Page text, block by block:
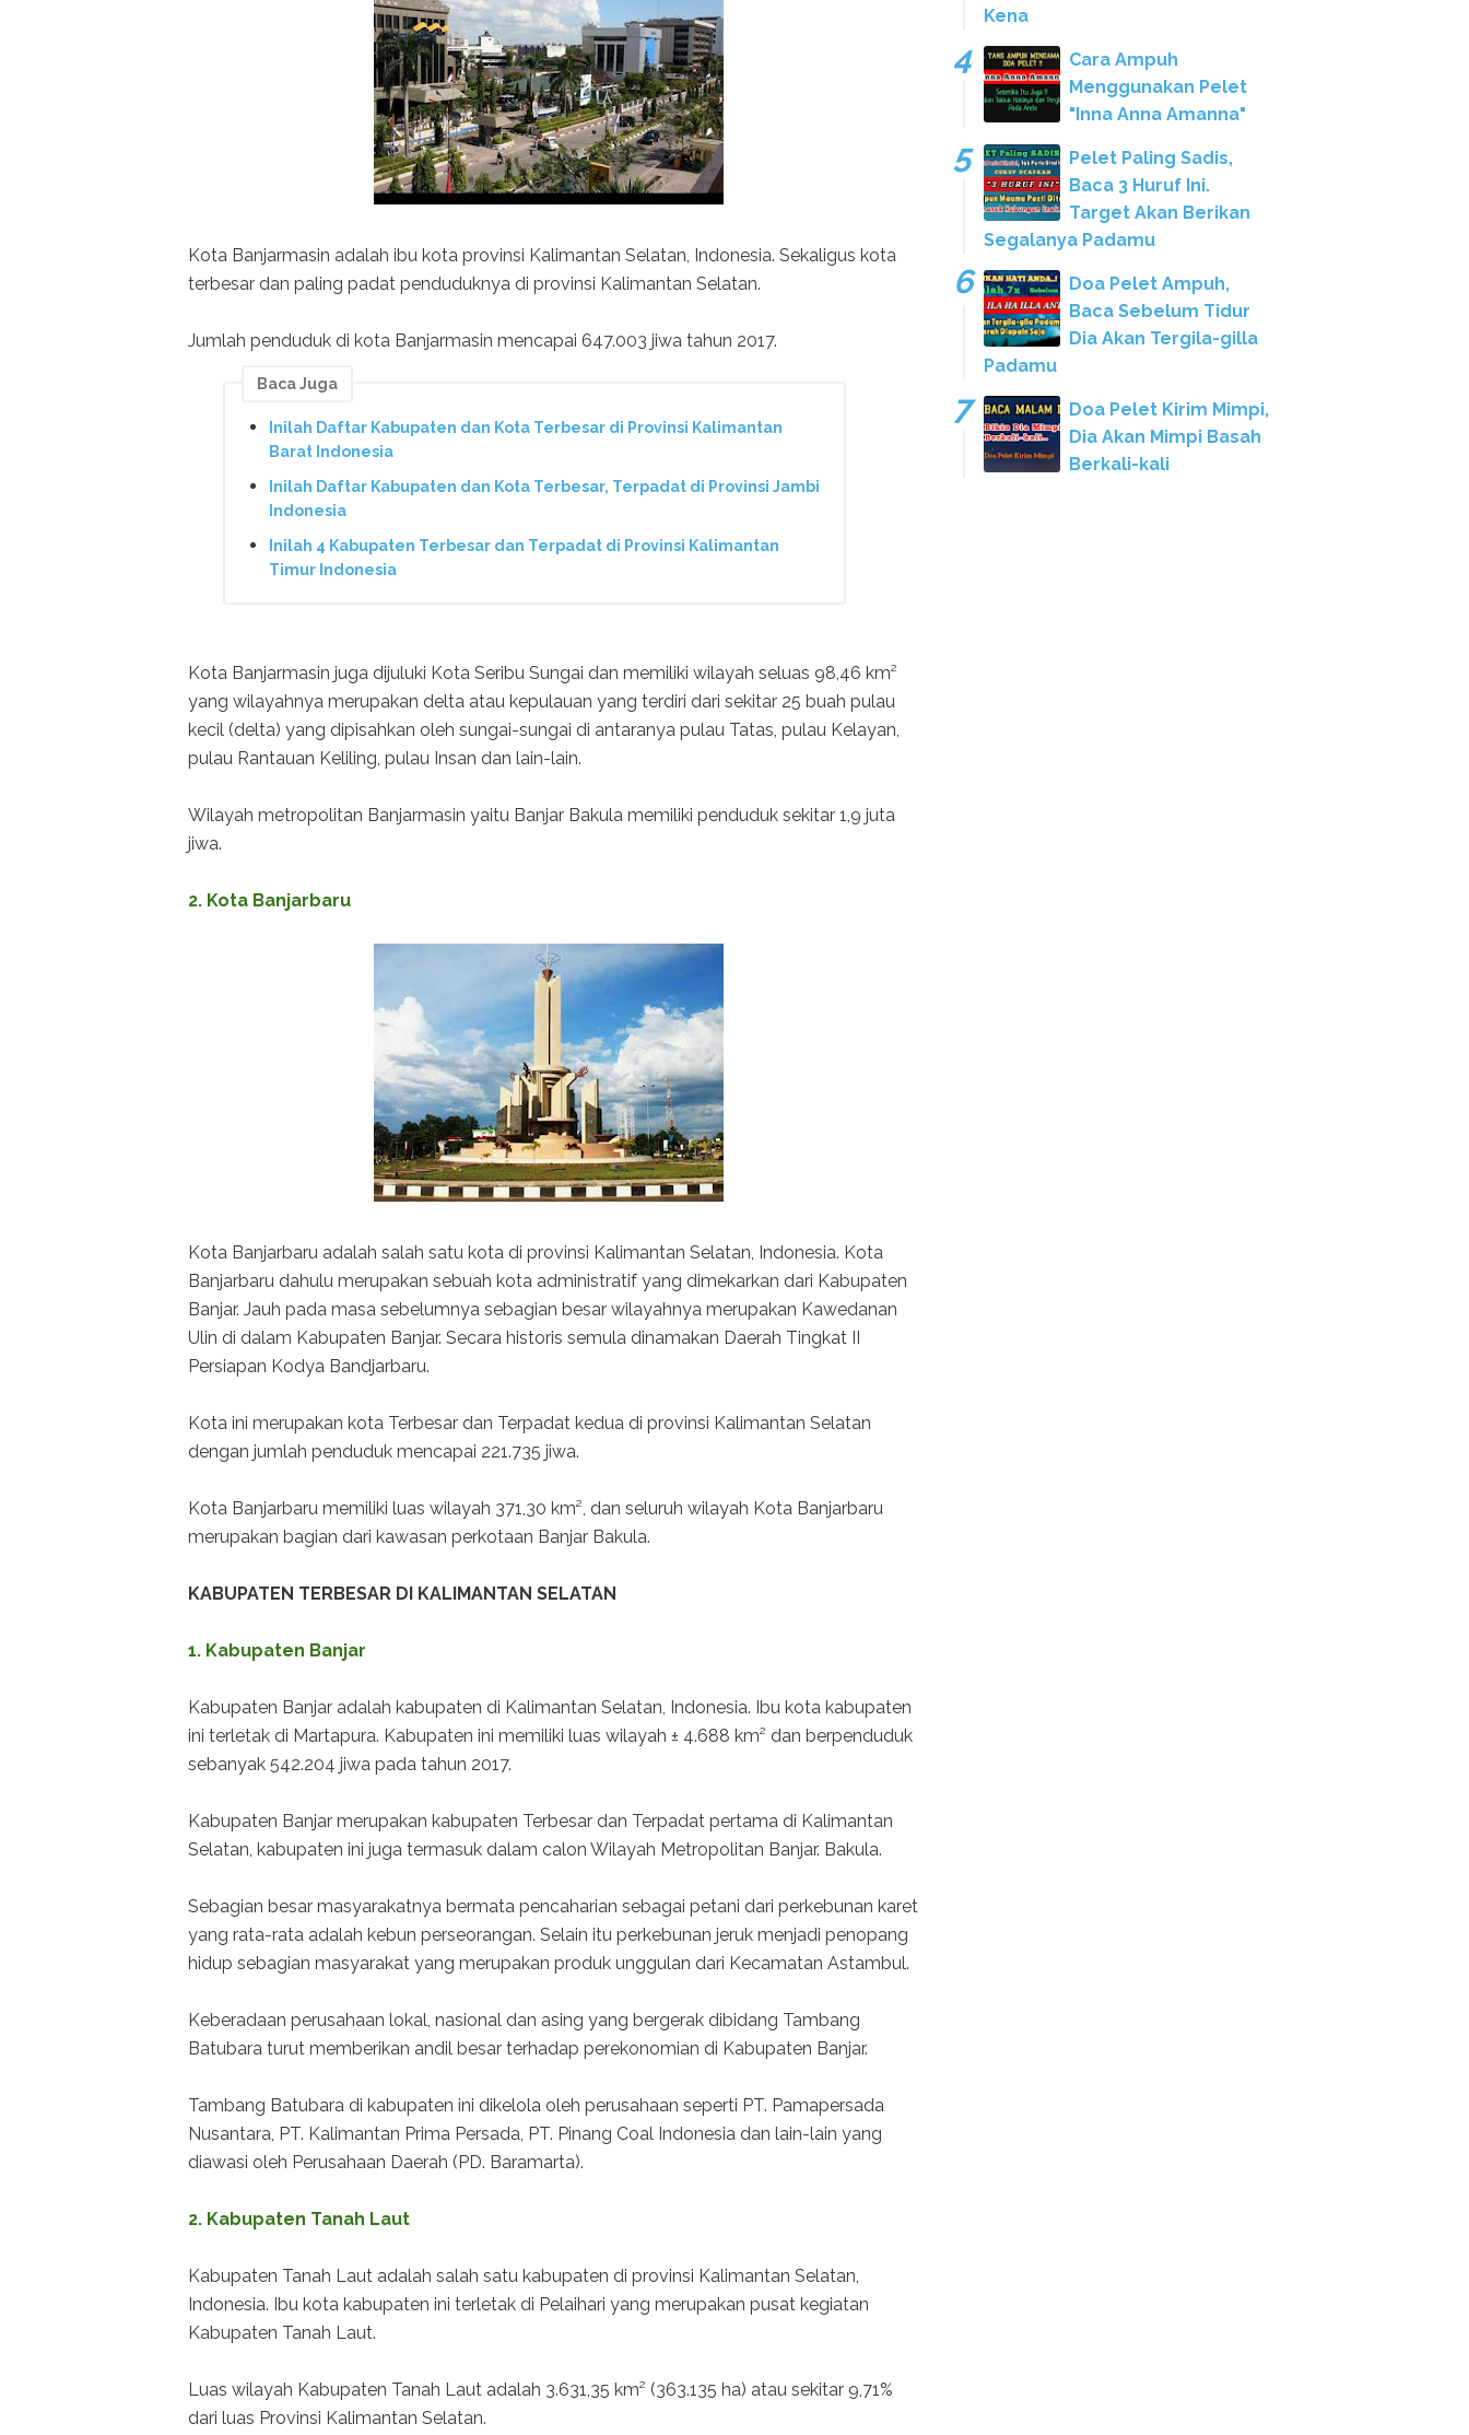
Kota Banjarmasin adalah ibu kota provinsi Kalimantan Selatan, Indonesia. Sekaligus kota
terbesar dan paling padat penduduknya di provinsi Kalimantan Selatan.
Jumlah penduduk di kota Banjarmasin mencapai 647.003 jiwa tahun 2017.
Baca Juga
Inilah Daftar Kabupaten dan Kota Terbesar di Provinsi Kalimantan
Barat Indonesia
Inilah Daftar Kabupaten dan Kota Terbesar, Terpadat di Provinsi Jambi
Indonesia
Inilah 4 Kabupaten Terbesar dan Terpadat di Provinsi Kalimantan
Timur Indonesia
Kota Banjarmasin juga dijuluki Kota Seribu Sungai dan memiliki wilayah seluas 98,46 km²
yang wilayahnya merupakan delta atau kepulauan yang terdiri dari sekitar 25 buah pulau
kecil (delta) yang dipisahkan oleh sungai-sungai di antaranya pulau Tatas, pulau Kelayan,
pulau Rantauan Keliling, pulau Insan dan lain-lain.
Wilayah metropolitan Banjarmasin yaitu Banjar Bakula memiliki penduduk sekitar 1,9 juta
jiwa.
2. Kota Banjarbaru
Kota Banjarbaru adalah salah satu kota di provinsi Kalimantan Selatan, Indonesia. Kota
Banjarbaru dahulu merupakan sebuah kota administratif yang dimekarkan dari Kabupaten
Banjar. Jauh pada masa sebelumnya sebagian besar wilayahnya merupakan Kawedanan
Ulin di dalam Kabupaten Banjar. Secara historis semula dinamakan Daerah Tingkat II
Persiapan Kodya Bandjarbaru.
Kota ini merupakan kota Terbesar dan Terpadat kedua di provinsi Kalimantan Selatan
dengan jumlah penduduk mencapai 221.735 jiwa.
Kota Banjarbaru memiliki luas wilayah 371,30 km², dan seluruh wilayah Kota Banjarbaru
merupakan bagian dari kawasan perkotaan Banjar Bakula.
KABUPATEN TERBESAR DI KALIMANTAN SELATAN
1. Kabupaten Banjar
Kabupaten Banjar adalah kabupaten di Kalimantan Selatan, Indonesia. Ibu kota kabupaten
ini terletak di Martapura. Kabupaten ini memiliki luas wilayah ± 4.688 km² dan berpenduduk
sebanyak 542.204 jiwa pada tahun 2017.
Kabupaten Banjar merupakan kabupaten Terbesar dan Terpadat pertama di Kalimantan
Selatan, kabupaten ini juga termasuk dalam calon Wilayah Metropolitan Banjar. Bakula.
Sebagian besar masyarakatnya bermata pencaharian sebagai petani dari perkebunan karet
yang rata-rata adalah kebun perseorangan. Selain itu perkebunan jeruk menjadi penopang
hidup sebagian masyarakat yang merupakan produk unggulan dari Kecamatan Astambul.
Keberadaan perusahaan lokal, nasional dan asing yang bergerak dibidang Tambang
Batubara turut memberikan andil besar terhadap perekonomian di Kabupaten Banjar.
Tambang Batubara di kabupaten ini dikelola oleh perusahaan seperti PT. Pamapersada
Nusantara, PT. Kalimantan Prima Persada, PT. Pinang Coal Indonesia dan lain-lain yang
diawasi oleh Perusahaan Daerah (PD. Baramarta).
2. Kabupaten Tanah Laut
Kabupaten Tanah Laut adalah salah satu kabupaten di provinsi Kalimantan Selatan,
Indonesia. Ibu kota kabupaten ini terletak di Pelaihari yang merupakan pusat kegiatan
Kabupaten Tanah Laut.
Luas wilayah Kabupaten Tanah Laut adalah 3.631,35 km² (363.135 ha) atau sekitar 9,71%
dari luas Provinsi Kalimantan Selatan.
Kena
Cara Ampuh
Menggunakan Pelet
"Inna Anna Amanna"
Pelet Paling Sadis,
Baca 3 Huruf Ini.
Target Akan Berikan
Segalanya Padamu
Doa Pelet Ampuh,
Baca Sebelum Tidur
Dia Akan Tergila-gilla
Padamu
Doa Pelet Kirim Mimpi,
Dia Akan Mimpi Basah
Berkali-kali